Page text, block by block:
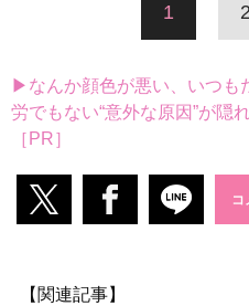
1 2
▶なんか顔色が悪い、いつも
労でもない“意外な原因”が隠
［PR］
コ
【関連記事】